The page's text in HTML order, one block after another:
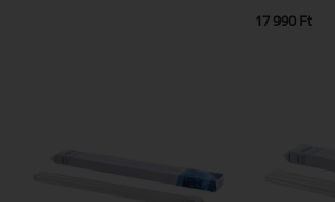
17 990 Ft